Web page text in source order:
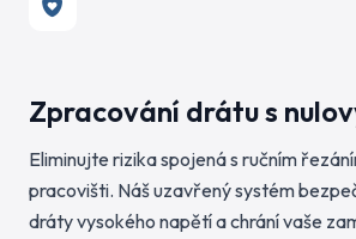
Zpracování drátu s
Eliminujte rizika spojená s ručním
pracovišti. Náš uzavřený systém
dráty vysokého napětí a chrání vaše